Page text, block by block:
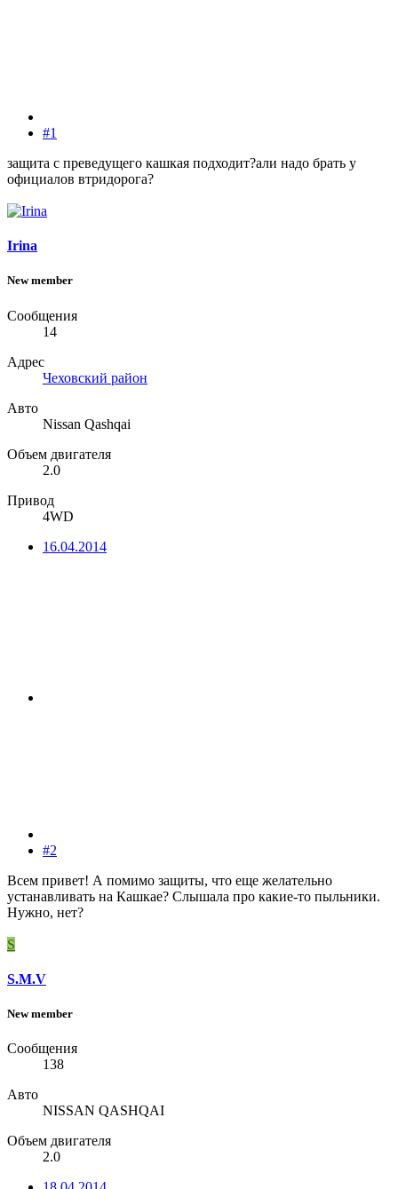
#1
защита с преведущего кашкая подходит?али надо брать у
официалов втридорога?
Irina
New member
Сообщения
14
Адрес
Чеховский район
Авто
Nissan Qashqai
Объем двигателя
2.0
Привод
4WD
16.04.2014
#2
Всем привет! А помимо защиты, что еще желательно
устанавливать на Кашкае? Слышала про какие-то пыльники.
Нужно, нет?
S
S.M.V
New member
Сообщения
138
Авто
NISSAN QASHQAI
Объем двигателя
2.0